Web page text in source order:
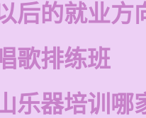
后的就业方
歌排练班
乐器培训哪